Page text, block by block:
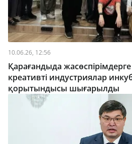
10.06.26, 12:56
Қарағандыда
креативті индустриялар
қорытындысы шығарылды